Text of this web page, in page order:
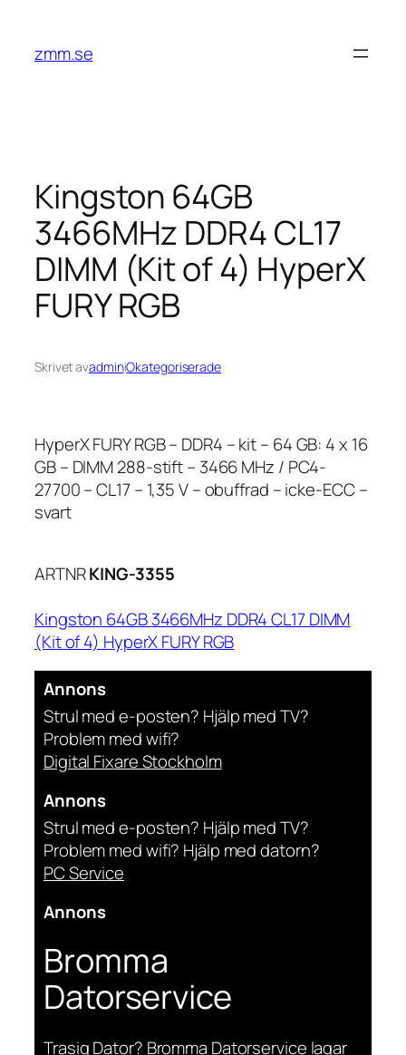
innehåll
zmm.se
Kingston 64GB
3466MHz DDR4 CL17
DIMM (Kit of 4) HyperX
FURY RGB
Skrivet avadminiOkategoriserade
HyperX FURY RGB – DDR4 – kit – 64 GB: 4 x 16
GB – DIMM 288-stift – 3466 MHz / PC4-
27700 – CL17 – 1,35 V – obuffrad – icke-ECC –
svart
ARTNRKING-3355
Kingston 64GB 3466MHz DDR4 CL17 DIMM
(Kit of 4) HyperX FURY RGB
Annons
Strul med e-posten? Hjälp med TV?
Problem med wifi?
Digital Fixare Stockholm
Annons
Strul med e-posten? Hjälp med TV?
Problem med wifi? Hjälp med datorn?
PC Service
Annons
Bromma
Datorservice
Trasig Dator? Bromma Datorservice lagar